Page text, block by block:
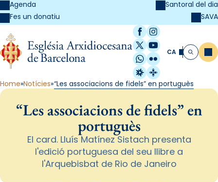
Agenda
Fes un donatiu
Santoral del dia
SAVA
Facebook
Instagram
X / Twitter
YouTube
WhatsApp
Flickr
Radio Estel
Catalunya
CA Cerca
Home Notícies “Les associacions de fidels” en portuguès
“Les associacions de fidels” en
portuguès
El card. Lluís Matínez Sistach presenta
l'edició portuguesa del seu llibre a
l'Arquebisbat de Rio de Janeiro